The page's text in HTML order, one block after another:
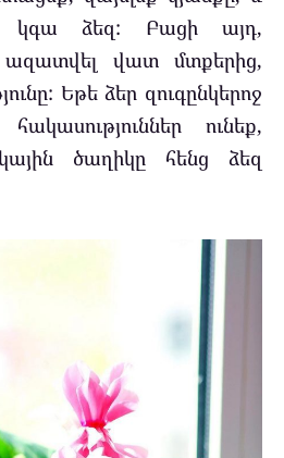
կգա ձեզ: Բացի այդ,
ազատվել վատ մտքերից,
Եթե ​​ձեր զուգընկերոջ
ունեք,
ծաղիկը հենց ձեզ